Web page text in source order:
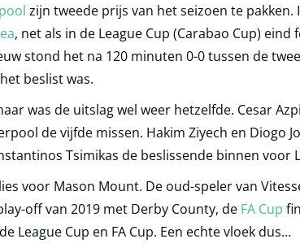
zijn tweede prijs van het seizoen te pakken.
, net als in de League Cup (Carabao Cup)
stond het na 120 minuten 0-0 tussen de
beslist was.
was de uitslag wel weer hetzelfde. Cesar
de vijfde missen. Hakim Ziyech en Diogo
Tsimikas de beslissende binnen voor
voor Mason Mount. De oud-speler van
off van 2019 met Derby County, de FA Cup
League Cup en FA Cup. Een echte vloek dus…